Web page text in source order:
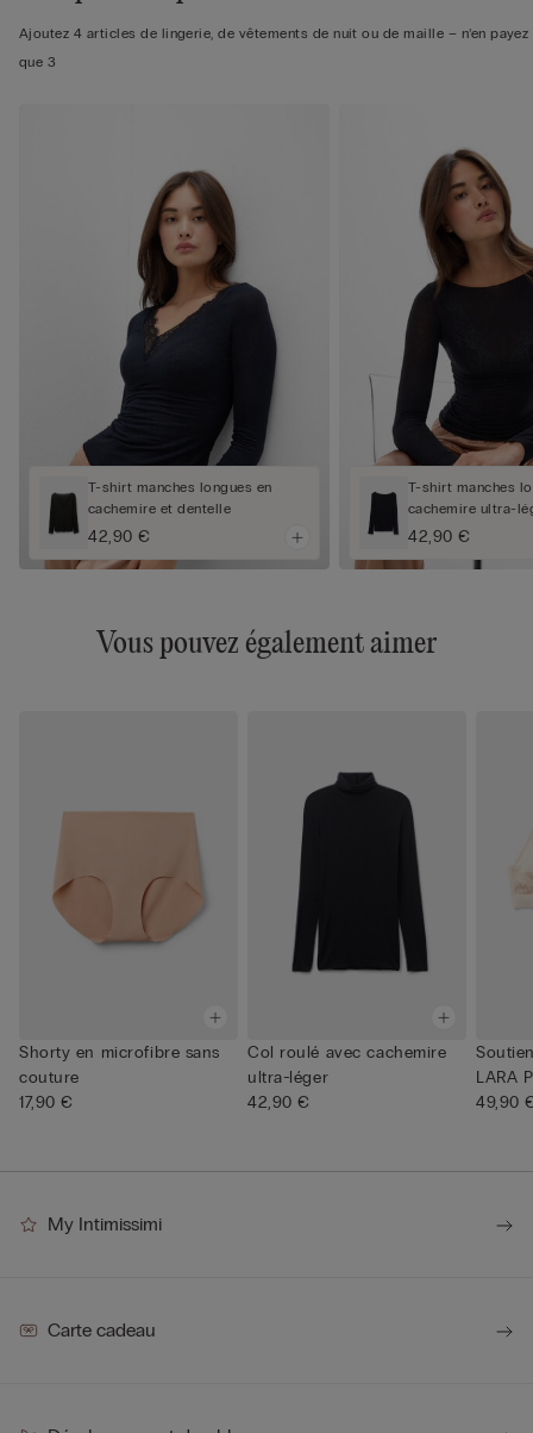
Ajoutez 4 articles de lingerie, de vêtements de nuit ou de maille – n’en payez
que 3
T-shirt manches longues en
cachemire et dentelle
42,90 €
T-shirt manches
cachemire ultra-
42,90 €
Vous pouvez également aimer
Shorty en microfibre sans
couture
17,90 €
Col roulé avec cachemire
ultra-léger
42,90 €
LARA
49,90
My Intimissimi
Carte cadeau